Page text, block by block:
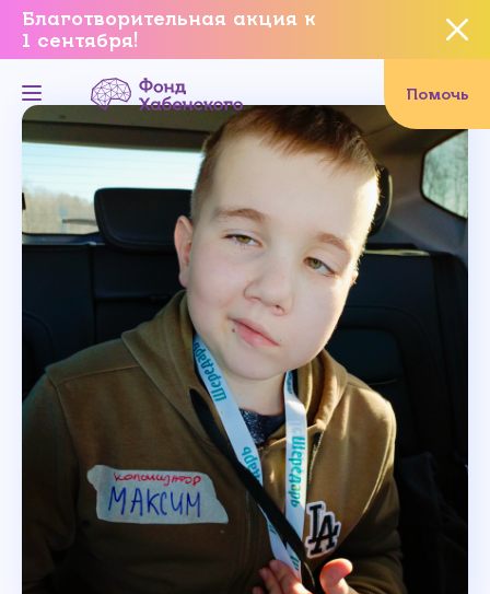
Благотворительная акция к
1 сентября!
Помочь
Вы уверены, что хотите
завершить данное событие?
Нет, не хочу